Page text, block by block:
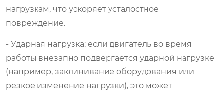
нагрузкам, что ускоряет усталостное
повреждение.
- Ударная нагрузка: если двигатель во время
работы внезапно подвергается ударной нагрузке
(например, заклинивание оборудования или
резкое изменение нагрузки), это может